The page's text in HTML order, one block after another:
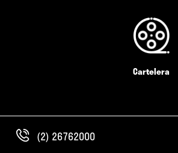
Cartelera
(2) 26762000